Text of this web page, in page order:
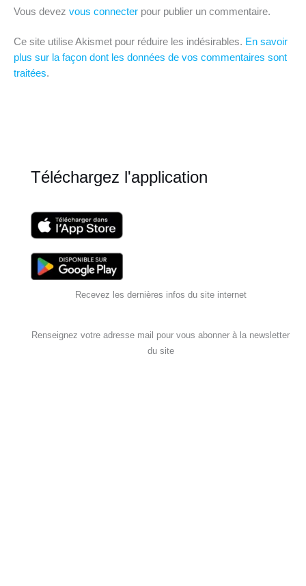
Vous devez vous connecter pour publier un commentaire.
Ce site utilise Akismet pour réduire les indésirables. En savoir
plus sur la façon dont les données de vos commentaires sont
traitées.
Téléchargez l'application
Recevez les dernières infos du site internet
Renseignez votre adresse mail pour vous abonner à la newsletter
du site